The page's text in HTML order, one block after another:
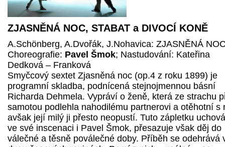
ZJASNĚNÁ NOC, STABAT a DIVOCÍ KONĚ
A.Schönberg, A.Dvořák, J.Nohavica: ZJASNĚNÁ
Choreografie: Pavel Šmok; Nastudování: Kateřina
Dedková – Franková
Smyčcový sextet Zjasněná noc (op.4 z roku 1899) je
programní skladba, podnícená stejnojmennou básní
Richarda Dehmela. Vypráví o ženě, která ze strachu
samotou podlehla nahodilému partnerovi a otěhotní s
avšak její milý ji přesto neopustí. Tuto zápletku
ve své inscenaci i Pavel Šmok, přesazuje však děj do
válečné a těsně poválečné doby. Příběh se odehrává